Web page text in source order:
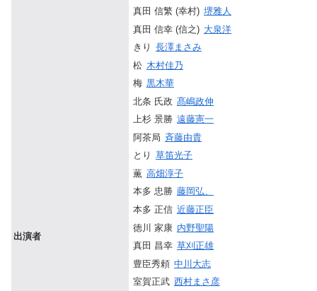
出演者
真田 信繁 (幸村) 堺雅人
真田 信幸 (信之) 大泉洋
きり 長澤まさみ
松 木村佳乃
梅 黒木華
北条 氏政 髙嶋政伸
上杉 景勝 遠藤憲一
阿茶局 斉藤由貴
とり 草笛光子
薫 高畑淳子
本多 忠勝 藤岡弘、
本多 正信 近藤正臣
徳川 家康 内野聖陽
真田 昌幸 草刈正雄
豊臣秀頼 中川大志
室賀正武 西村まさ彦